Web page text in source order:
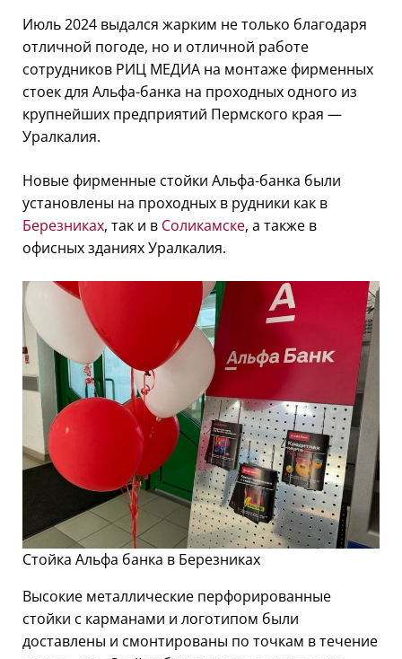
Июль 2024 выдался жарким не только благодаря
отличной погоде, но и отличной работе
сотрудников РИЦ МЕДИА на монтаже фирменных
стоек для Альфа-банка на проходных одного из
крупнейших предприятий Пермского края —
Уралкалия.
Новые фирменные стойки Альфа-банка были
установлены на проходных в рудники как в
Березниках, так и в Соликамске, а также в
офисных зданиях Уралкалия.
Стойка Альфа банка в Березниках
Высокие металлические перфорированные
стойки с карманами и логотипом были
доставлены и смонтированы по точкам в течение